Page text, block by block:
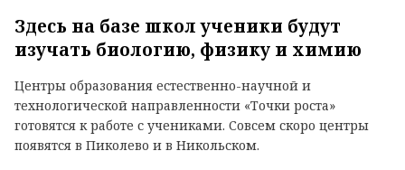
Здесь на базе школ ученики будут
изучать биологию, физику и химию
Центры образования естественно-научной и
технологической направленности «Точки роста»
готовятся к работе с учениками. Совсем скоро центры
появятся в Пиколево и в Никольском.